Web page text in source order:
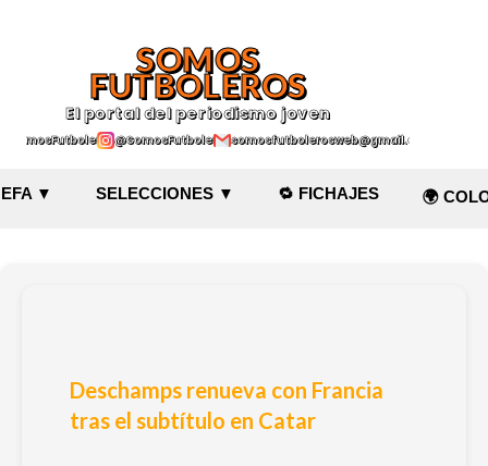
SOMOS
FUTBOLEROS
El portal del periodismo joven
@SomosFutbolerossomosfutbolerosweb@gmail.com
▼ SELECCIONES ▼ 🔁 FICHAJES 🌍
Deschamps renueva con Francia
tras el subtítulo en Catar